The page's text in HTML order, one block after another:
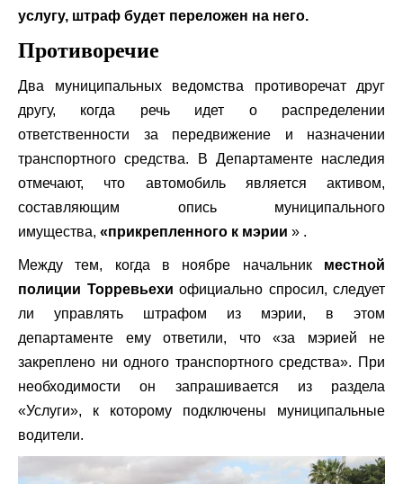
услугу, штраф будет переложен на него.
Противоречие
Два муниципальных ведомства противоречат друг
другу, когда речь идет о распределении
ответственности за передвижение и назначении
транспортного средства. В Департаменте наследия
отмечают, что автомобиль является активом,
составляющим опись муниципального
имущества, «прикрепленного к мэрии » .
Между тем, когда в ноябре начальник местной
полиции Торревьехи официально спросил, следует
ли управлять штрафом из мэрии, в этом
департаменте ему ответили, что «за мэрией не
закреплено ни одного транспортного средства». При
необходимости он запрашивается из раздела
«Услуги», к которому подключены муниципальные
водители.